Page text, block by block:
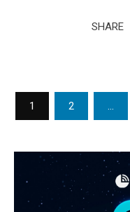
SHARE
Posts
pagination
1 2 …